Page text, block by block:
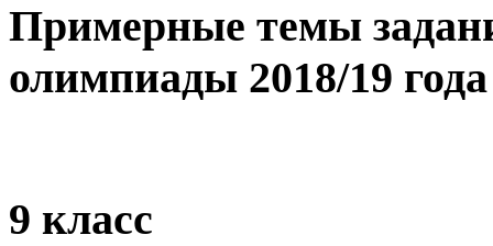
Примерные темы
олимпиады 2018/19 года
9 класс